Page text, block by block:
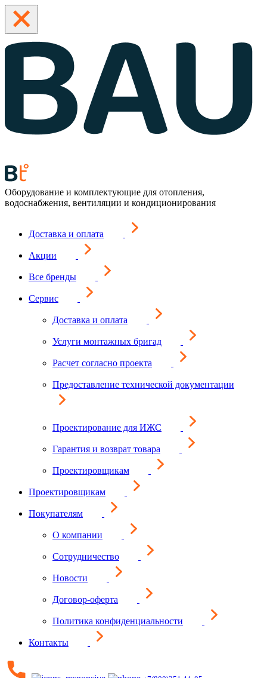
Оборудование и комплектующие для отопления,
водоснабжения, вентиляции и кондиционирования
Доставка и оплата
Акции
Все бренды
Сервис
Доставка и оплата
Услуги монтажных бригад
Расчет согласно проекта
Предоставление технической документации
Проектирование для ИЖС
Гарантия и возврат товара
Проектировщикам
Проектировщикам
Покупателям
О компании
Сотрудничество
Новости
Договор-оферта
Политика конфиденциальности
Контакты